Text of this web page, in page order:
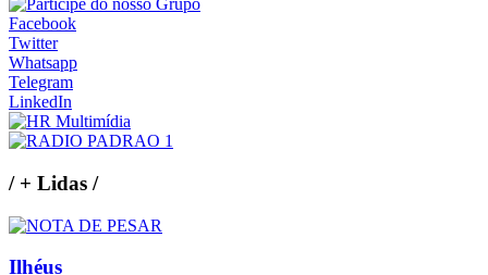
Facebook
Twitter
Whatsapp
Telegram
LinkedIn
/+ Lidas /
Ilhéus